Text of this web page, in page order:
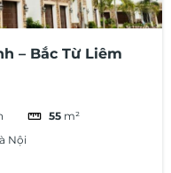
– Bắc Từ Liêm
55 m²
Nội